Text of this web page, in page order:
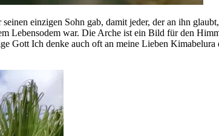
einzigen Sohn gab, damit jeder, der an ihn
war. Die Arche ist ein Bild für den
Ich denke auch oft an meine Lieben